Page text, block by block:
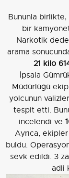
Bununla
bir
Narkotik
arama
21 kilo
İpsala
Müdürlüğü
yolcunun
tespit etti.
incelendi ve
Ayrıca,
buldu.
sevk edildi. 3
adli